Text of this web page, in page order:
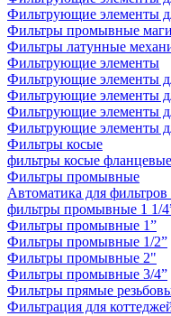
Фильтрующие элементы
Фильтры промывные
Фильтры латунные
Фильтрующие элементы
Фильтрующие элементы
Фильтрующие элементы
Фильтрующие элементы
Фильтрующие элементы
Фильтры косые
фильтры косые фланцевые
Фильтры промывные
Автоматика для
фильтры промывные 1 1/
Фильтры промывные 1”
Фильтры промывные 1/2”
Фильтры промывные 2"
Фильтры промывные 3/4”
Фильтры прямые
Фильтрация для